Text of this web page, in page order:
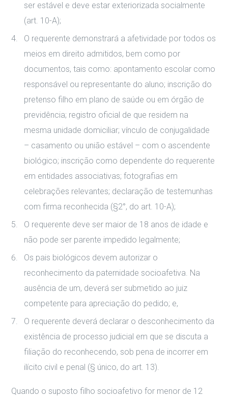
ser estável e deve estar exteriorizada socialmente
(art. 10-A);
O requerente demonstrará a afetividade por todos os
meios em direito admitidos, bem como por
documentos, tais como: apontamento escolar como
responsável ou representante do aluno; inscrição do
pretenso filho em plano de saúde ou em órgão de
previdência; registro oficial de que residem na
mesma unidade domiciliar; vínculo de conjugalidade
– casamento ou união estável – com o ascendente
biológico; inscrição como dependente do requerente
em entidades associativas; fotografias em
celebrações relevantes; declaração de testemunhas
com firma reconhecida (§2°, do art. 10-A);
O requerente deve ser maior de 18 anos de idade e
não pode ser parente impedido legalmente;
Os pais biológicos devem autorizar o
reconhecimento da paternidade socioafetiva. Na
ausência de um, deverá ser submetido ao juiz
competente para apreciação do pedido; e,
O requerente deverá declarar o desconhecimento da
existência de processo judicial em que se discuta a
filiação do reconhecendo, sob pena de incorrer em
ilícito civil e penal (§ único, do art. 13).
Quando o suposto filho socioafetivo for menor de 12